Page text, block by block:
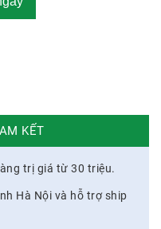
KẾT
trị giá từ 30 triệu.
Hà Nội và hỗ trợ ship